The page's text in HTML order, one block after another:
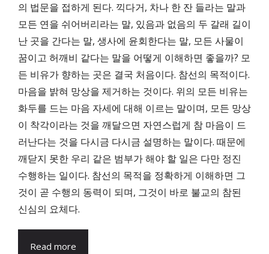
의 법문을 접하게 된다. 끽다거, 차나 한 잔 들라는 말과
모든 연을 쉬어버리라는 말, 있음과 없음의 두 갈래 길이
난 곳을 간다는 말, 생사에 윤회한다는 말, 모든 사물이
꿈이고 허깨비 같다는 말을 어떻게 이해하면 좋을까? 모
든 비유가 향하는 곳은 결국 처음이다. 참선의 목적이다.
마음을 밝혀 망상을 제거하는 것이다. 위의 모든 비유는
화두를 드는 마음 자세에 대해 이르는 말이며, 모든 망상
이 착각이라는 것을 깨달으면 자연스럽게 참 마음이 드
러난다는 것을 다시금 다시금 설명하는 말이다. 때문에
깨닫지 못한 우리 같은 범부가 해야 할 일은 다만 정진
수행하는 일이다. 참선의 목적을 정확하게 이해하면 그
것이 곧 수행의 동력이 되며, 그것이 바로 불교의 참된
신심의 요체다.
Read more